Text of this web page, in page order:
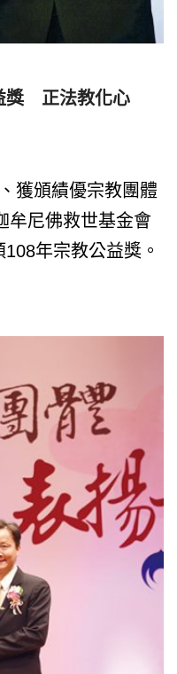
獎 正法教化心
獲頒績優宗教團體
牟尼佛救世基金會
年宗教公益獎。